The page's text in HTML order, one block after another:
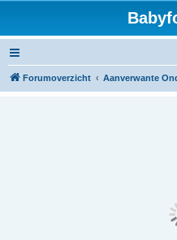
Forumoverzicht Aanverwante